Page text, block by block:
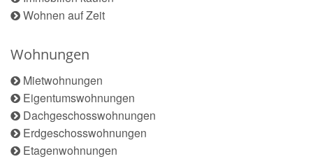
Wohnen auf Zeit
Wohnungen
Mietwohnungen
Eigentumswohnungen
Dachgeschosswohnungen
Erdgeschosswohnungen
Etagenwohnungen